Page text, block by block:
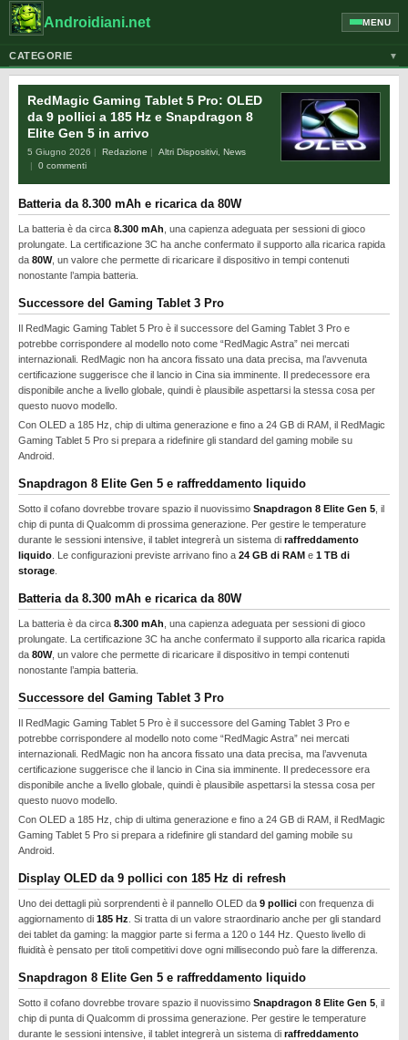
Androidiani.net MENU
CATEGORIE ▼
CELLULARI
GOOGLE
GUIDE
MOTOROLA
NEWS
ONEPLUS
PIXEL
POCO
PRIVACY
REALME
RUMORS
SICUREZZA
SOFTWARE
SVILUPPARE ANDROID
RedMagic Gaming Tablet 5 Pro: OLED
da 9 pollici a 185 Hz e Snapdragon 8
Elite Gen 5 in arrivo
5 Giugno 2026 Redazione Altri Dispositivi News
0 commenti
Batteria da 8.300 mAh e ricarica da 80W
La batteria è da circa 8.300 mAh , una capienza adeguata per sessioni di gioco
prolungate. La certificazione 3C ha anche confermato il supporto alla ricarica rapida
da 80W, un valore che permette di ricaricare il dispositivo in tempi contenuti
nonostante l’ampia batteria.
Successore del Gaming Tablet 3 Pro
Il RedMagic Gaming Tablet 5 Pro è il successore del Gaming Tablet 3 Pro e
potrebbe corrispondere al modello noto come “RedMagic Astra” nei mercati
internazionali. RedMagic non ha ancora fissato una data precisa, ma l’avvenuta
certificazione suggerisce che il lancio in Cina sia imminente. Il predecessore era
disponibile anche a livello globale, quindi è plausibile aspettarsi la stessa cosa per
questo nuovo modello.
Con OLED a 185 Hz, chip di ultima generazione e fino a 24 GB di RAM, il RedMagic
Gaming Tablet 5 Pro si prepara a ridefinire gli standard del gaming mobile su
Android.
Snapdragon 8 Elite Gen 5 e raffreddamento liquido
Sotto il cofano dovrebbe trovare spazio il nuovissimo Snapdragon 8 Elite Gen 5 , il
chip di punta di Qualcomm di prossima generazione. Per gestire le temperature
durante le sessioni intensive, il tablet integrerà un sistema di raffreddamento
liquido . Le configurazioni previste arrivano fino a 24 GB di RAM e 1 TB di
storage
Batteria da 8.300 mAh e ricarica da 80W
La batteria è da circa 8.300 mAh , una capienza adeguata per sessioni di gioco
prolungate. La certificazione 3C ha anche confermato il supporto alla ricarica rapida
da 80W, un valore che permette di ricaricare il dispositivo in tempi contenuti
nonostante l’ampia batteria.
Successore del Gaming Tablet 3 Pro
Il RedMagic Gaming Tablet 5 Pro è il successore del Gaming Tablet 3 Pro e
potrebbe corrispondere al modello noto come “RedMagic Astra” nei mercati
internazionali. RedMagic non ha ancora fissato una data precisa, ma l’avvenuta
certificazione suggerisce che il lancio in Cina sia imminente. Il predecessore era
disponibile anche a livello globale, quindi è plausibile aspettarsi la stessa cosa per
questo nuovo modello.
Con OLED a 185 Hz, chip di ultima generazione e fino a 24 GB di RAM, il RedMagic
Gaming Tablet 5 Pro si prepara a ridefinire gli standard del gaming mobile su
Android.
Display OLED da 9 pollici con 185 Hz di refresh
Uno dei dettagli più sorprendenti è il pannello OLED da 9 pollici con frequenza di
aggiornamento di 185 Hz . Si tratta di un valore straordinario anche per gli standard
dei tablet da gaming: la maggior parte si ferma a 120 o 144 Hz. Questo livello di
fluidità è pensato per titoli competitivi dove ogni millisecondo può fare la differenza.
Snapdragon 8 Elite Gen 5 e raffreddamento liquido
Sotto il cofano dovrebbe trovare spazio il nuovissimo Snapdragon 8 Elite Gen 5 , il
chip di punta di Qualcomm di prossima generazione. Per gestire le temperature
durante le sessioni intensive, il tablet integrerà un sistema di raffreddamento